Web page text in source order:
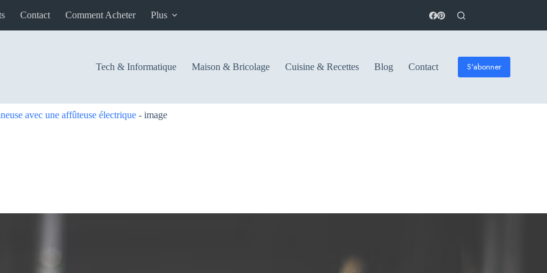
Contact Comment Acheter Plus
Tech & Informatique Maison & Bricolage Cuisine & Recettes Blog Contact S'abonner
avec une affûteuse électrique - image